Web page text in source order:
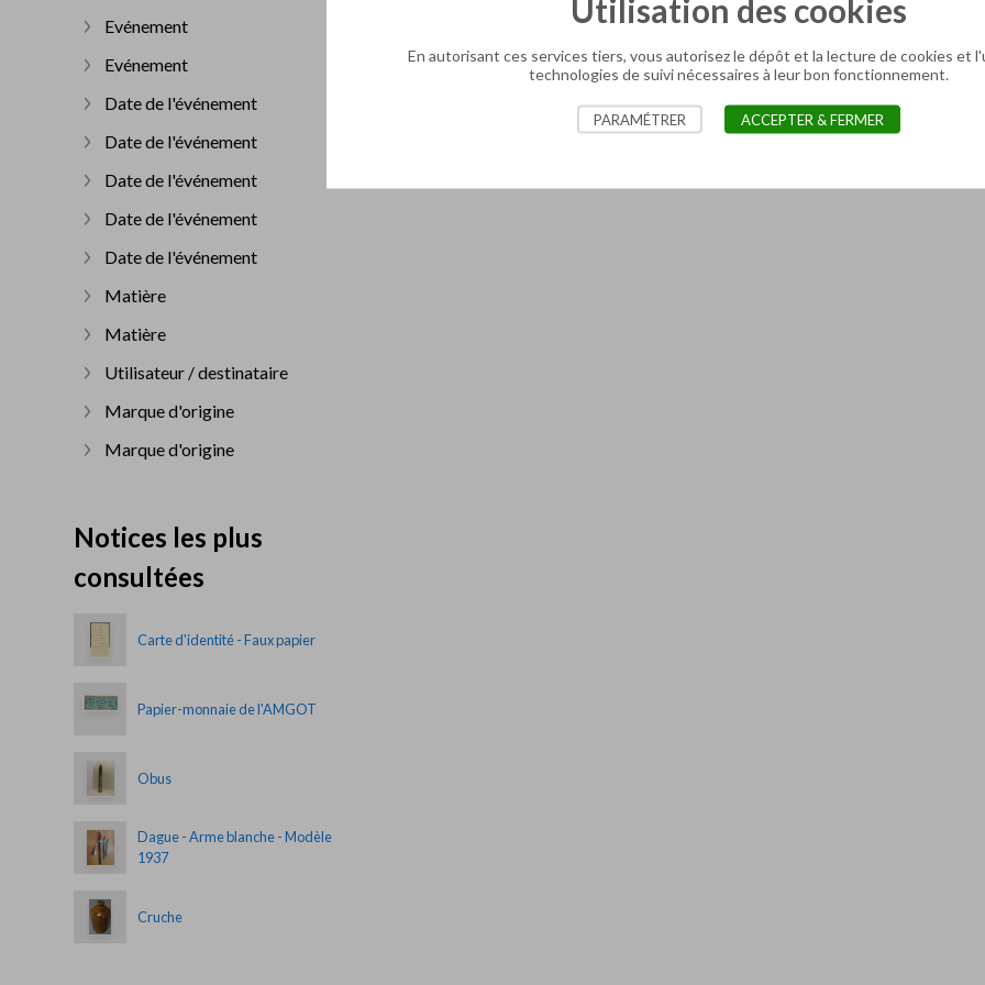
Afficher plus
Evénement
Afficher plus
Evénement
Afficher plus
Date de l'événement
Afficher plus
Date de l'événement
Afficher plus
Date de l'événement
Afficher plus
Date de l'événement
Afficher plus
Date de l'événement
Afficher plus
Matière
Afficher plus
Matière
Afficher plus
Utilisateur / destinataire
Afficher plus
Marque d'origine
Afficher plus
Marque d'origine
Notices les plus
consultées
Carte d'identité - Faux papier
Papier-monnaie de l'AMGOT
Obus
Dague - Arme blanche - Modèle
1937
Cruche
Utilisation des cookies
En autorisant ces services tiers, vous autorisez le dépôt et la lecture de cookies et
technologies de suivi nécessaires à leur bon fonctionnement.
PARAMÉTRER ACCEPTER & FERMER